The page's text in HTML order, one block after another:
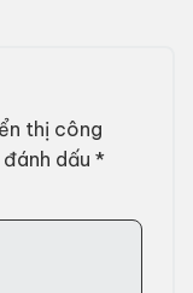
thị công
dấu *